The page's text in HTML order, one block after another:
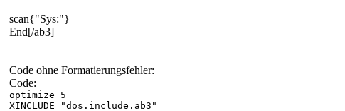
scan{"Sys:"}
End[/ab3]
Code ohne Formatierungsfehler:
Code:
optimize 5
XINCLUDE "dos.include.ab3"